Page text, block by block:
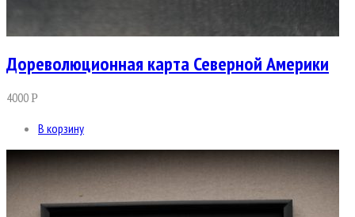
Дореволюционная карта Северной Америки
4000Р
В корзину